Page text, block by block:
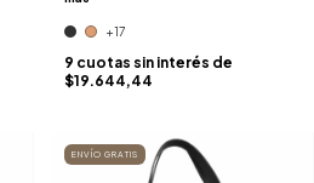
+17
9 cuotas sin interés de
$19.644,44
ENVÍO GRATIS